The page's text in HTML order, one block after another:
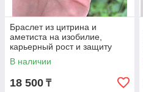
Браслет из цитрина и
аметиста на изобилие,
карьерный рост и защиту
В наличии
18 500 ₸